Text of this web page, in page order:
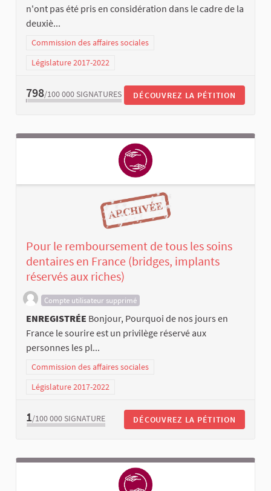
n'ont pas été pris en considération dans le cadre de la
deuxiè...
Commission des affaires sociales
Législature 2017-2022
798/100 000 SIGNATURES DÉCOUVREZ LA PÉTITION
Pour le remboursement de tous les soins
dentaires en France (bridges, implants
réservés aux riches)
Compte utilisateur supprimé
ENREGISTRÉE Bonjour, Pourquoi de nos jours en
France le sourire est un privilège réservé aux
personnes les pl...
Commission des affaires sociales
Législature 2017-2022
1/100 000 SIGNATURE DÉCOUVREZ LA PÉTITION